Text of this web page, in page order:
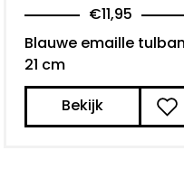
€ 11,95
Blauwe emaille
21 cm
Bekijk